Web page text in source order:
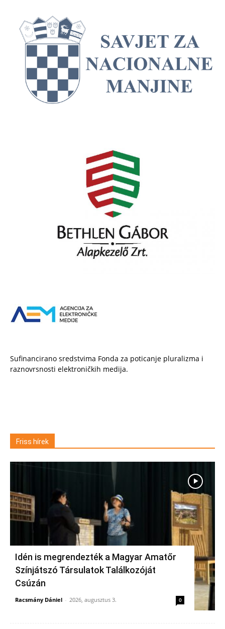
Sufinancirano sredstvima Fonda za poticanje pluralizma i
raznovrsnosti elektroničkih medija.
Friss hírek
Idén is megrendezték a Magyar Amatőr
Színjátszó Társulatok Találkozóját
Csúzán
Racsmány Dániel - 2026, augusztus 3. 0